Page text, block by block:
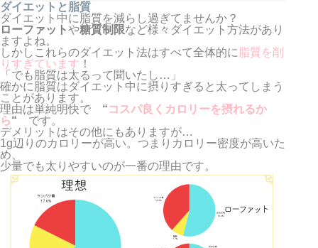
ダイエットと脂質
ダイエット中に脂質を減らし過ぎてませんか？
ローファットや糖質制限など様々ダイエット方法があり
ますよね。
しかしこれらのダイエット法はすべて全体的に 脂質を削
りすぎています ！
「でも脂質は太るって聞いたし…」
確かに脂質はダイエット中に摂りすぎると太ってしまう
ことがあります。
理由は単純明快で “コスパ良くカロリーを摂れるか
ら“ です。
デメリットはその他にもありますが…
1g辺りのカロリーが高い。つまりカロリー密度が高いた
め、
少量でも太りやすいのが一番の理由です。